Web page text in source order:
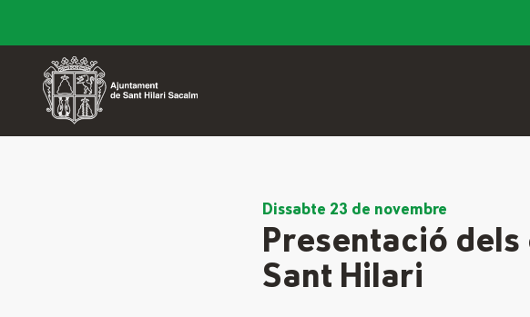
Dissabte 23 de novembre
Presentació
Sant Hilari